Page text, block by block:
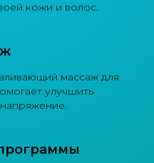
кожи и волос.
массаж для
улучшить